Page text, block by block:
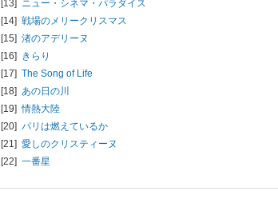
[13] ニュー・シネマ・パラダイス
[14] 戦場のメリークリスマス
[15] 渚のアデリーヌ
[16] きらり
[17] The Song of Life
[18] あの日の川
[19]情熱大陸
[20] パリは燃えているか
[21] 愛しのクリスティーヌ
[22] 一番星